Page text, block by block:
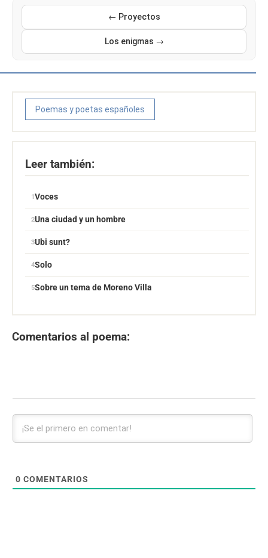
← Proyectos
Los enigmas →
Poemas y poetas españoles
Leer también:
Voces
Una ciudad y un hombre
Ubi sunt?
Solo
Sobre un tema de Moreno Villa
Comentarios al poema:
0 COMENTARIOS